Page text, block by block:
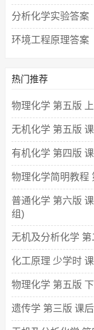
分析化学实验答案
环境工程原理答案
热门推荐
物理化学 第五版
无机化学 第五版
有机化学 第四版
物理化学简明教程
普通化学 第六版
组)
无机及分析化学
化工原理 少学时
物理化学 第五版
遗传学 第三版 课